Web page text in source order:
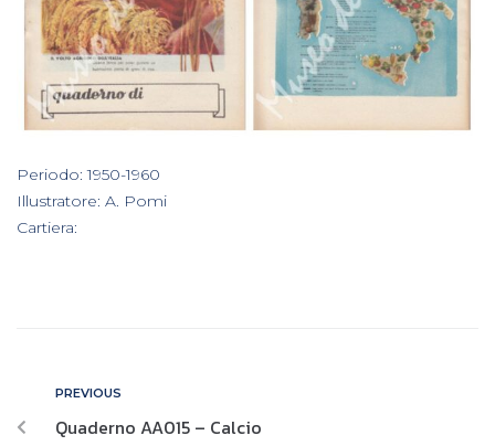
Periodo: 1950-1960
Illustratore: A. Pomi
Cartiera:
PREVIOUS
Quaderno AA015 – Calcio